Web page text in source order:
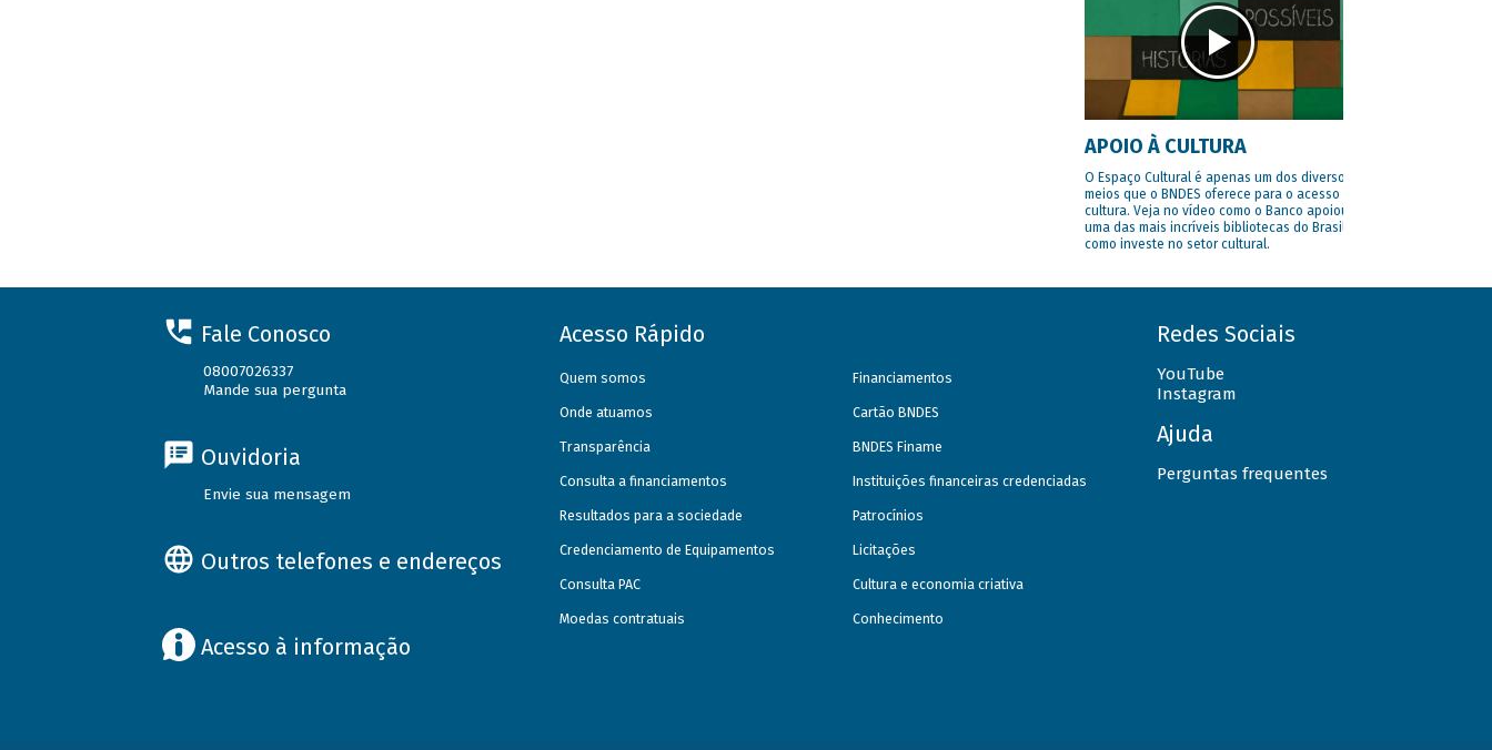
APOIO À CULTURA
O Espaço Cultural é apenas um dos diversos
meios que o BNDES oferece para o acesso à
cultura. Veja no vídeo como o Banco apoiou
uma das mais incríveis bibliotecas do Brasil e
como investe no setor cultural.
Fale Conosco
08007026337
Mande sua pergunta
Ouvidoria
Envie sua mensagem
Outros telefones e endereços
Acesso à informação
Acesso Rápido
Quem somos
Onde atuamos
Transparência
Consulta a financiamentos
Resultados para a sociedade
Credenciamento de Equipamentos
Consulta PAC
Moedas contratuais
Financiamentos
Cartão BNDES
BNDES Finame
Instituições financeiras credenciadas
Patrocínios
Licitações
Cultura e economia criativa
Conhecimento
Redes Sociais
YouTube
Instagram
Ajuda
Perguntas frequentes